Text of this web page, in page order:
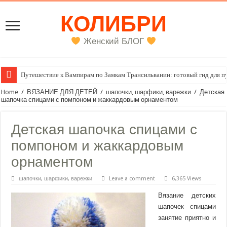
КОЛИБРИ
Женский БЛОГ
Путешествие к Вампирам по Замкам Трансильвании: готовый гид для
Женский внутренний голос
Home / ВЯЗАНИЕ ДЛЯ ДЕТЕЙ / шапочки, шарфики, варежки / Детская
шапочка спицами с помпоном и жаккардовым орнаментом
Детская шапочка спицами с
помпоном и жаккардовым
орнаментом
шапочки, шарфики, варежки Leave a comment 6,365 Views
Вязание детских
шапочек спицами
занятие приятно и